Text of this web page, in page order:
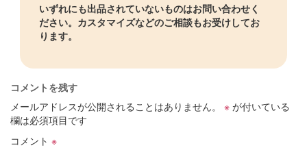
いずれにも出品されていないものはお問い合わせく
ださい。カスタマイズなどのご相談もお受けしてお
ります。
コメントを残す
メールアドレスが公開されることはありません。
※ が付いている
欄は必須項目です
コメント ※